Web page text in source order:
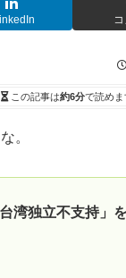
この記事は約6分で読めま
。
湾独立不支持」